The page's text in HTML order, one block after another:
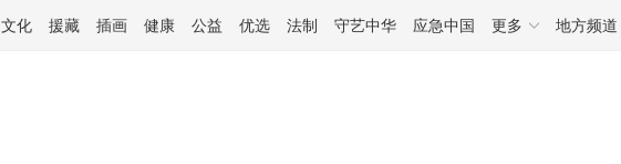
文化 援藏 插画 健康 公益 优选 法制 守艺中华 应急中国 更多 地方频道